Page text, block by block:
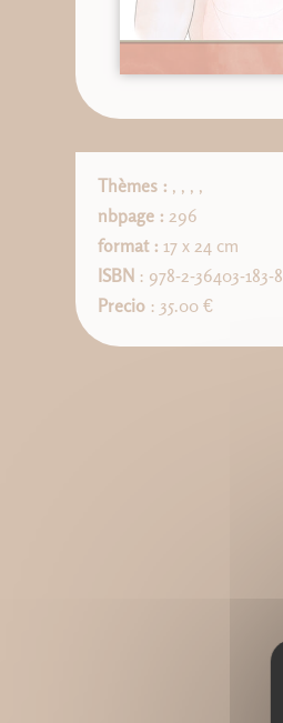
Thèmes : , , , ,
nbpage : 296
format : 17 x 24 cm
ISBN : 978-2-36403-183-8
Precio: 35.00 €